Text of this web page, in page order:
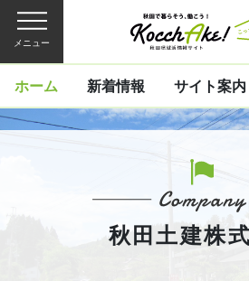
メニュー
ホーム 新着情報 サイト案内
秋田土建株